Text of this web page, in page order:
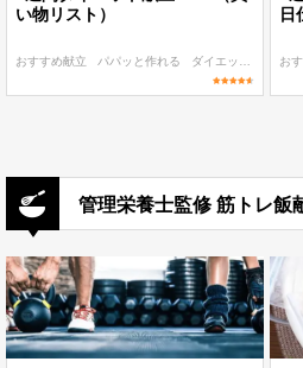
い物リスト）
おすすめ献立 パパッと作れる ダイエット 朝食
日
お
管理栄養士監修 筋トレ飯